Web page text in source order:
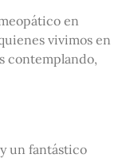
en
vivimos en
contemplando,
un fantástico